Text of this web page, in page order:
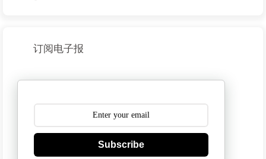
订阅电子报
Subscribe